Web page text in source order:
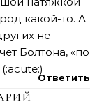
какой-то. А
не
Болтона, «по
Ответить